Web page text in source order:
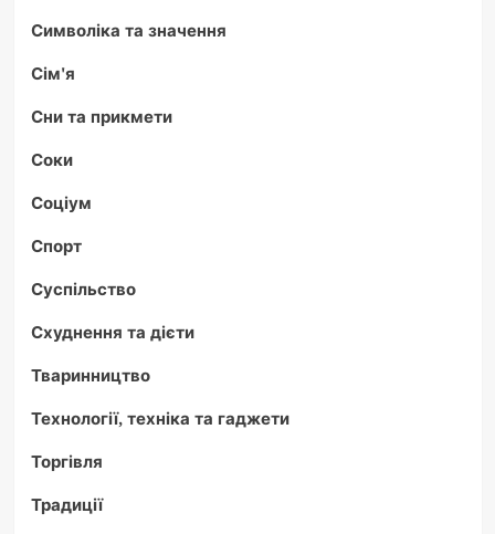
Символіка та значення
Сім'я
Сни та прикмети
Соки
Соціум
Спорт
Суспільство
Схуднення та дієти
Тваринництво
Технології, техніка та гаджети
Торгівля
Традиції